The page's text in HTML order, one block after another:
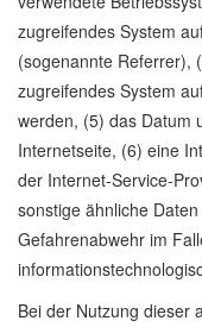
zugreifendes System
(sogenannte Referrer),
zugreifendes System
werden, (5) das Datum
Internetseite, (6) eine
der Internet-Service-
sonstige ähnliche
Gefahrenabwehr im
Bei der Nutzung dieser